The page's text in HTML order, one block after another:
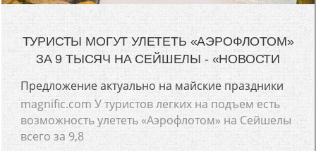
ТУРИСТЫ МОГУТ УЛЕТЕТЬ «АЭРОФЛОТОМ»
ЗА 9 ТЫСЯЧ НА СЕЙШЕЛЫ - «НОВОСТИ
Предложение актуально на майские праздники
magnific.com У туристов легких на подъем есть
возможность улететь «Аэрофлотом» на Сейшелы
всего за 9,8